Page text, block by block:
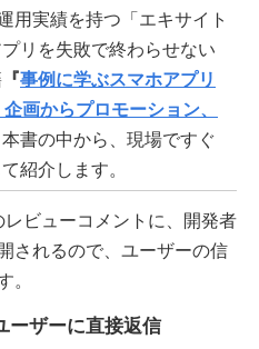
用実績を持つ「エキサイト
リを失敗で終わらせない
『事例に学ぶスマホアプリ
画からプロモーション、
本書の中から、現場ですぐ
紹介します。
ビューコメントに、開発者
されるので、ユーザーの信
。
ーザーに直接返信